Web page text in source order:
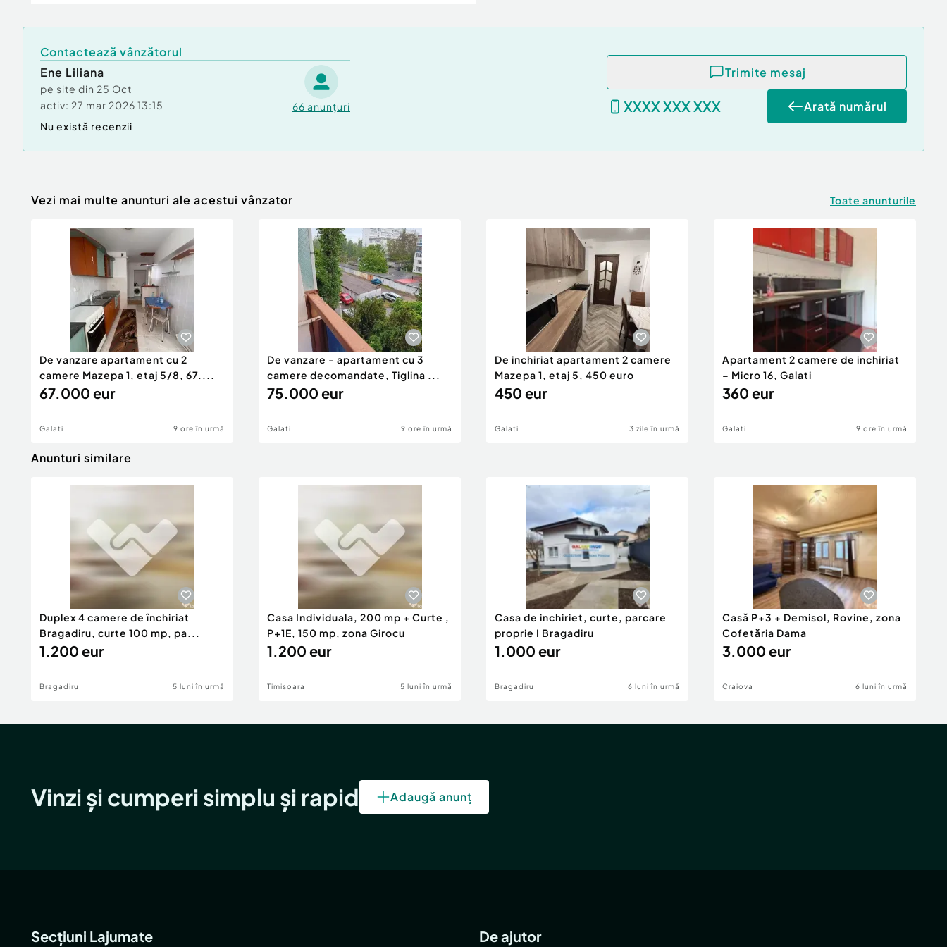
Preț închiriere: 1.000 euro/lună.
imobiliar Mag Invest
Număr Băi:1
Posibilitate parcare: Da
Curent
Apă
Încălzire
Contactează vânzătorul
Ene Liliana
pe site din 25 Oct
activ: 27 mar 2026 13:15 66 anunțuri
Nu există recenzii
Trimite mesaj
XXXX XXX XXX Arată numărul
Vezi mai multe anunturi ale acestui vânzator Toate anunturile
De vanzare apartament cu 2
camere Mazepa 1, etaj 5/8, 67....
67.000 eur
Galati 9 ore în urmă
De vanzare - apartament cu 3
camere decomandate, Tiglina ...
75.000 eur
Galati 9 ore în urmă
De inchiriat apartament 2 camere
Mazepa 1, etaj 5, 450 euro
450 eur
Galati 3 zile în urmă
Apartament 2 camere de inchiriat
– Micro 16, Galati
360 eur
Galati 9 ore în urmă
Anunturi similare
Duplex 4 camere de închiriat
Bragadiru, curte 100 mp, pa...
1.200 eur
Bragadiru 5 luni în urmă
Casa Individuala, 200 mp + Curte ,
P+1E, 150 mp, zona Girocu
1.200 eur
Timisoara 5 luni în urmă
Casa de inchiriet, curte, parcare
proprie I Bragadiru
1.000 eur
Bragadiru 6 luni în urmă
Casă P+3 + Demisol, Rovine, zona
Cofetăria Dama
3.000 eur
Craiova 6 luni în urmă
Vinzi și cumperi simplu și rapid Adaugă anunț
Secțiuni Lajumate De ajutor